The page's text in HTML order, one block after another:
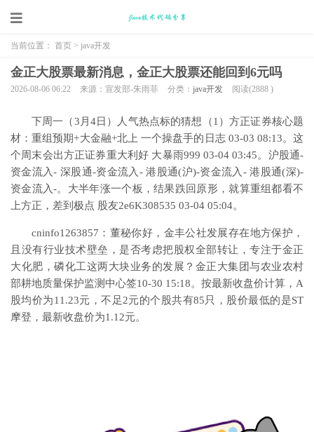
当前位置： 首页 > java开发
金正大股票最新消息，金正大股票还能回到6元吗
2026-08-06 06:22 来源：宣发部-朱雨菲 分类： java开发 阅读(2888 )
下周一（3月4日）人气热点标的猜想（1）方正证券核心题
材：重组预期+大金融+北上 一个操盘手的日志 03-03 08:13。这
个周末会出方正证券重大利好 大暴雨999 03-04 03:45。沪股通-
资金流入- 深股通-资金流入- 港股通(沪)-资金流入- 港股通(深)-
资金流入-。大半年涨一个板，结果跌回原形，就算重组都看不
上方正，差到极点 股友2e6K308535 03-04 05:04。
cninfo1263857：董秘你好，金丰公社发展存在地方保护，
且没有行业技术壁垒，是否考虑把股权全部转让，专注于金正
大化肥，磷化工这两大块业务的发展？金正大集团与农业农村
部耕地质量保护监测中心签10-30 15:18。按最新收盘价计算，A
股均价为11.23元，不足2元的个股共有85只，股价最低的是ST
摩登，最新收盘价为1.12元。